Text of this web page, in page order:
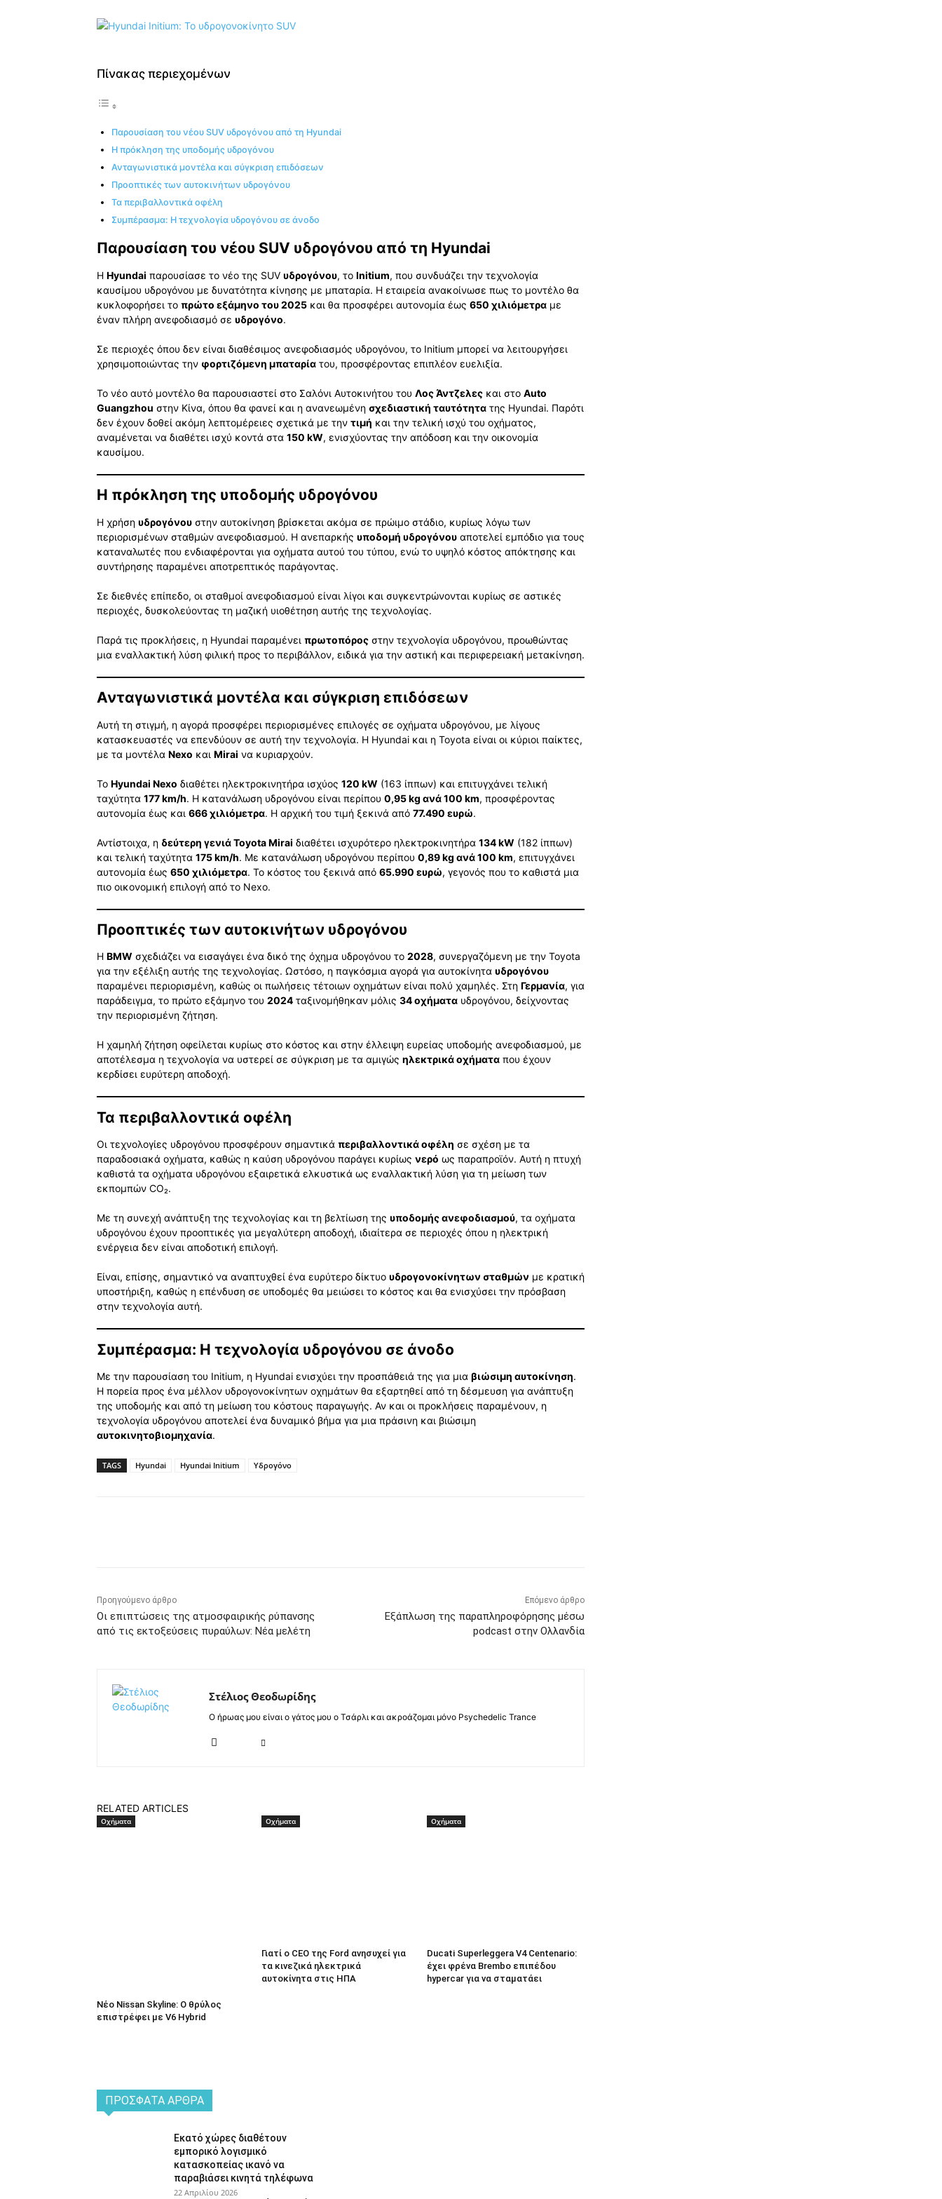
Πίνακας περιεχομένων
Παρουσίαση του νέου SUV υδρογόνου από τη Hyundai
Η πρόκληση της υποδομής υδρογόνου
Ανταγωνιστικά μοντέλα και σύγκριση επιδόσεων
Προοπτικές των αυτοκινήτων υδρογόνου
Τα περιβαλλοντικά οφέλη
Συμπέρασμα: Η τεχνολογία υδρογόνου σε άνοδο
Παρουσίαση του νέου SUV υδρογόνου από τη Hyundai
Η Hyundai παρουσίασε το νέο της SUV υδρογόνου, το Initium, που συνδυάζει την τεχνολογία
καυσίμου υδρογόνου με δυνατότητα κίνησης με μπαταρία. Η εταιρεία ανακοίνωσε πως το μοντέλο θα
κυκλοφορήσει το πρώτο εξάμηνο του 2025 και θα προσφέρει αυτονομία έως 650 χιλιόμετρα με
έναν πλήρη ανεφοδιασμό σε υδρογόνο.
Σε περιοχές όπου δεν είναι διαθέσιμος ανεφοδιασμός υδρογόνου, το Initium μπορεί να λειτουργήσει
χρησιμοποιώντας την φορτιζόμενη μπαταρία του, προσφέροντας επιπλέον ευελιξία.
Το νέο αυτό μοντέλο θα παρουσιαστεί στο Σαλόνι Αυτοκινήτου του Λος Άντζελες και στο Auto
Guangzhou στην Κίνα, όπου θα φανεί και η ανανεωμένη σχεδιαστική ταυτότητα της Hyundai. Παρότι
δεν έχουν δοθεί ακόμη λεπτομέρειες σχετικά με την τιμή και την τελική ισχύ του οχήματος,
αναμένεται να διαθέτει ισχύ κοντά στα 150 kW, ενισχύοντας την απόδοση και την οικονομία
καυσίμου.
Η πρόκληση της υποδομής υδρογόνου
Η χρήση υδρογόνου στην αυτοκίνηση βρίσκεται ακόμα σε πρώιμο στάδιο, κυρίως λόγω των
περιορισμένων σταθμών ανεφοδιασμού. Η ανεπαρκής υποδομή υδρογόνου αποτελεί εμπόδιο για τους
καταναλωτές που ενδιαφέρονται για οχήματα αυτού του τύπου, ενώ το υψηλό κόστος απόκτησης και
συντήρησης παραμένει αποτρεπτικός παράγοντας.
Σε διεθνές επίπεδο, οι σταθμοί ανεφοδιασμού είναι λίγοι και συγκεντρώνονται κυρίως σε αστικές
περιοχές, δυσκολεύοντας τη μαζική υιοθέτηση αυτής της τεχνολογίας.
Παρά τις προκλήσεις, η Hyundai παραμένει πρωτοπόρος στην τεχνολογία υδρογόνου, προωθώντας
μια εναλλακτική λύση φιλική προς το περιβάλλον, ειδικά για την αστική και περιφερειακή μετακίνηση.
Ανταγωνιστικά μοντέλα και σύγκριση επιδόσεων
Αυτή τη στιγμή, η αγορά προσφέρει περιορισμένες επιλογές σε οχήματα υδρογόνου, με λίγους
κατασκευαστές να επενδύουν σε αυτή την τεχνολογία. Η Hyundai και η Toyota είναι οι κύριοι παίκτες,
με τα μοντέλα Nexo και Mirai να κυριαρχούν.
Το Hyundai Nexo διαθέτει ηλεκτροκινητήρα ισχύος 120 kW (163 ίππων) και επιτυγχάνει τελική
ταχύτητα 177 km/h. Η κατανάλωση υδρογόνου είναι περίπου 0,95 kg ανά 100 km, προσφέροντας
αυτονομία έως και 666 χιλιόμετρα. Η αρχική του τιμή ξεκινά από 77.490 ευρώ.
Αντίστοιχα, η δεύτερη γενιά Toyota Mirai διαθέτει ισχυρότερο ηλεκτροκινητήρα 134 kW (182 ίππων)
και τελική ταχύτητα 175 km/h. Με κατανάλωση υδρογόνου περίπου 0,89 kg ανά 100 km, επιτυγχάνει
αυτονομία έως 650 χιλιόμετρα. Το κόστος του ξεκινά από 65.990 ευρώ, γεγονός που το καθιστά μια
πιο οικονομική επιλογή από το Nexo.
Προοπτικές των αυτοκινήτων υδρογόνου
Η BMW σχεδιάζει να εισαγάγει ένα δικό της όχημα υδρογόνου το 2028, συνεργαζόμενη με την Toyota
για την εξέλιξη αυτής της τεχνολογίας. Ωστόσο, η παγκόσμια αγορά για αυτοκίνητα υδρογόνου
παραμένει περιορισμένη, καθώς οι πωλήσεις τέτοιων οχημάτων είναι πολύ χαμηλές. Στη Γερμανία, για
παράδειγμα, το πρώτο εξάμηνο του 2024 ταξινομήθηκαν μόλις 34 οχήματα υδρογόνου, δείχνοντας
την περιορισμένη ζήτηση.
Η χαμηλή ζήτηση οφείλεται κυρίως στο κόστος και στην έλλειψη ευρείας υποδομής ανεφοδιασμού, με
αποτέλεσμα η τεχνολογία να υστερεί σε σύγκριση με τα αμιγώς ηλεκτρικά οχήματα που έχουν
κερδίσει ευρύτερη αποδοχή.
Τα περιβαλλοντικά οφέλη
Οι τεχνολογίες υδρογόνου προσφέρουν σημαντικά περιβαλλοντικά οφέλη σε σχέση με τα
παραδοσιακά οχήματα, καθώς η καύση υδρογόνου παράγει κυρίως νερό ως παραπροϊόν. Αυτή η πτυχή
καθιστά τα οχήματα υδρογόνου εξαιρετικά ελκυστικά ως εναλλακτική λύση για τη μείωση των
εκπομπών CO₂.
Με τη συνεχή ανάπτυξη της τεχνολογίας και τη βελτίωση της υποδομής ανεφοδιασμού, τα οχήματα
υδρογόνου έχουν προοπτικές για μεγαλύτερη αποδοχή, ιδιαίτερα σε περιοχές όπου η ηλεκτρική
ενέργεια δεν είναι αποδοτική επιλογή.
Είναι, επίσης, σημαντικό να αναπτυχθεί ένα ευρύτερο δίκτυο υδρογονοκίνητων σταθμών με κρατική
υποστήριξη, καθώς η επένδυση σε υποδομές θα μειώσει το κόστος και θα ενισχύσει την πρόσβαση
στην τεχνολογία αυτή.
Συμπέρασμα: Η τεχνολογία υδρογόνου σε άνοδο
Με την παρουσίαση του Initium, η Hyundai ενισχύει την προσπάθειά της για μια βιώσιμη αυτοκίνηση.
Η πορεία προς ένα μέλλον υδρογονοκίνητων οχημάτων θα εξαρτηθεί από τη δέσμευση για ανάπτυξη
της υποδομής και από τη μείωση του κόστους παραγωγής. Αν και οι προκλήσεις παραμένουν, η
τεχνολογία υδρογόνου αποτελεί ένα δυναμικό βήμα για μια πράσινη και βιώσιμη
αυτοκινητοβιομηχανία.
TAGS Hyundai Hyundai Initium Υδρογόνο
Προηγούμενο άρθρο
Οι επιπτώσεις της ατμοσφαιρικής ρύπανσης
από τις εκτοξεύσεις πυραύλων: Νέα μελέτη
Επόμενο άρθρο
Εξάπλωση της παραπληροφόρησης μέσω
podcast στην Ολλανδία
Στέλιος Θεοδωρίδης
Ο ήρωας μου είναι ο γάτος μου ο Τσάρλι και ακροάζομαι μόνο Psychedelic Trance
RELATED ARTICLES
Οχήματα
Νέο Nissan Skyline: Ο θρύλος
επιστρέφει με V6 Hybrid
Οχήματα
Γιατί ο CEO της Ford ανησυχεί για
τα κινεζικά ηλεκτρικά
αυτοκίνητα στις ΗΠΑ
Οχήματα
Ducati Superleggera V4 Centenario:
έχει φρένα Brembo επιπέδου
hypercar για να σταματάει
ΠΡΌΣΦΑΤΑ ΆΡΘΡΑ
Εκατό χώρες διαθέτουν
εμπορικό λογισμικό
κατασκοπείας ικανό να
παραβιάσει κινητά τηλέφωνα
22 Απριλίου 2026